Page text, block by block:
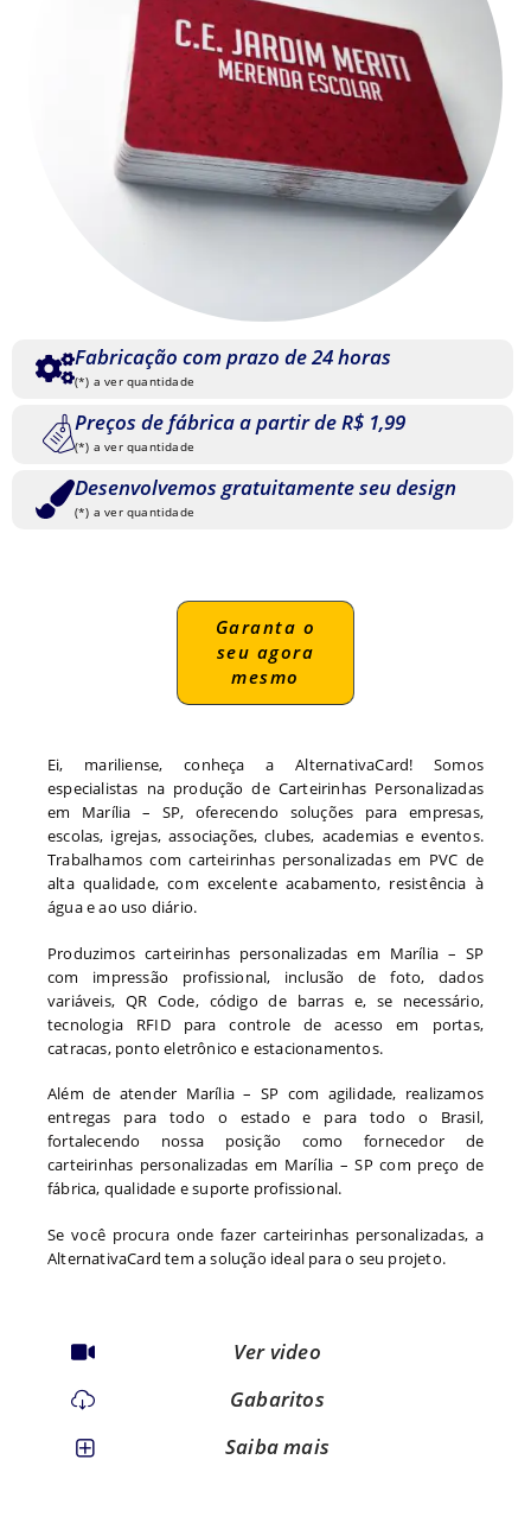
Fabricação com prazo de 24 horas
(*) a ver quantidade
Preços de fábrica a partir de R$ 1,99
(*) a ver quantidade
Desenvolvemos gratuitamente seu design
(*) a ver quantidade
Garanta o
seu agora
mesmo
Ei, mariliense, conheça a AlternativaCard! Somos
especialistas na produção de Carteirinhas Personalizadas
em Marília – SP, oferecendo soluções para empresas,
escolas, igrejas, associações, clubes, academias e eventos.
Trabalhamos com carteirinhas personalizadas em PVC de
alta qualidade, com excelente acabamento, resistência à
água e ao uso diário.
Produzimos carteirinhas personalizadas em Marília – SP
com impressão profissional, inclusão de foto, dados
variáveis, QR Code, código de barras e, se necessário,
tecnologia RFID para controle de acesso em portas,
catracas, ponto eletrônico e estacionamentos.
Além de atender Marília – SP com agilidade, realizamos
entregas para todo o estado e para todo o Brasil,
fortalecendo nossa posição como fornecedor de
carteirinhas personalizadas em Marília – SP com preço de
fábrica, qualidade e suporte profissional.
Se você procura onde fazer carteirinhas personalizadas, a
AlternativaCard tem a solução ideal para o seu projeto.
Ver video
Gabaritos
Saiba mais